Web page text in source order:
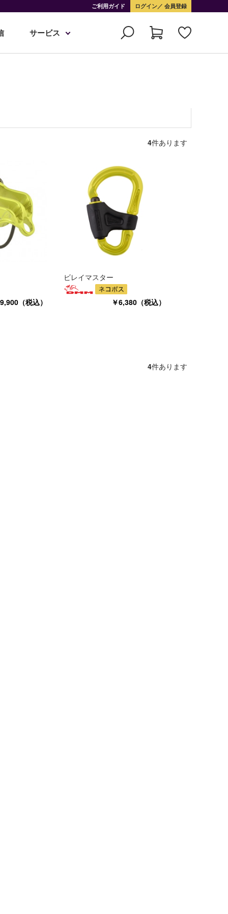
ご利用ガイド ログイン 会員登録
サービス
4件あります
（税込）
ビレイマスター
￥6,380（税込）
4件あります